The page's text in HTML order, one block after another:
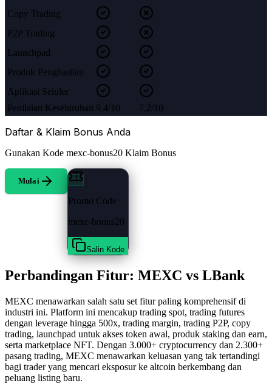
Copy Trading
P2P Trading
Launchpad
Produk Penghasilan
Aplikasi Seluler
Penilaian Keseluruhan 9.4/10 7.2/10
Daftar & Klaim Bonus Anda
Gunakan Kode mexc-bonus20 Klaim Bonus
Mulai
Promo Code
mexc-bonus20
Salin Kode
Perbandingan Fitur: MEXC vs LBank
MEXC menawarkan salah satu set fitur paling komprehensif di
industri ini. Platform ini mencakup trading spot, trading futures
dengan leverage hingga 500x, trading margin, trading P2P, copy
trading, launchpad untuk akses token awal, produk staking dan earn,
serta marketplace NFT. Dengan 3.000+ cryptocurrency dan 2.300+
pasang trading, MEXC menawarkan keluasan yang tak tertandingi
bagi trader yang mencari eksposur ke altcoin berkembang dan
peluang listing baru.